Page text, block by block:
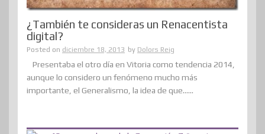
¿También te consideras un Renacentista
digital?
Posted on diciembre 18, 2013 by Dolors Reig
Presentaba el otro día en Vitoria como tendencia 2014,
aunque lo considero un fenómeno mucho más
importante, el Generalismo, la idea de que......